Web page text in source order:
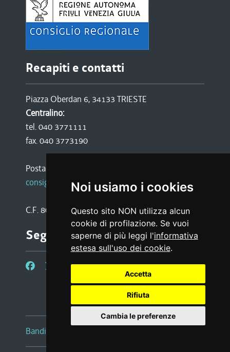
Noi usiamo i cookies
Questo sito NON utilizza alcun
cookie di profilazione. Se vuoi
saperne di più leggi l'informativa
estesa sull'uso dei cookie.
Accetta
Rifiuta
Cambia le preferenze
Recapiti e contatti
Piazza Oberdan 6, 34133 TRIESTE
Centralino:
tel. 040 3771111
fax. 040 3773190
Posta certificata:
consiglio@certregione.fvg.it
C.F. 80016340327
Seguici su
Bandi e avvisi